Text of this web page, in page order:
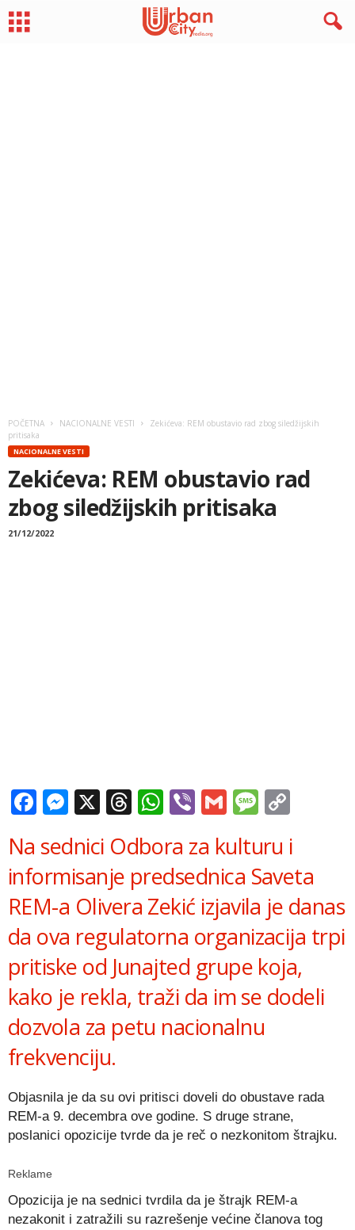
POČETNA NACIONALNE VESTI
Zekićeva: REM obustavio rad zbog siledžijskih
pritisaka
NACIONALNE VESTI
Zekićeva: REM obustavio rad
zbog siledžijskih pritisaka
21/12/2022
Facebook
Messenger
X Threads
WhatsApp
ViberGmail
Na sednici Odbora za kulturu i
informisanje predsednica Saveta
REM-a Olivera Zekić izjavila je danas
da ova regulatorna organizacija trpi
pritiske od Junajted grupe koja,
kako je rekla, traži da im se dodeli
dozvola za petu nacionalnu
frekvenciju.
Objasnila je da su ovi pritisci doveli do obustave rada
REM-a 9. decembra ove godine. S druge strane,
poslanici opozicije tvrde da je reč o nezkonitom štrajku.
Reklame
Opozicija je na sednici tvrdila da je štrajk REM-a
nezakonit i zatražili su razrešenje većine članova tog